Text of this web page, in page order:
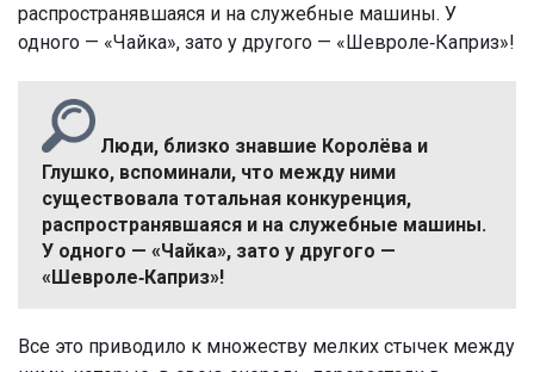
распространявшаяся и на служебные машины. У
одного — «Чайка», зато у другого — «Шевроле‑Каприз»!
Люди, близко знавшие Королёва и
Глушко, вспоминали, что между ними
существовала тотальная конкуренция,
распространявшаяся и на служебные машины.
У одного — «Чайка», зато у другого —
«Шевроле‑Каприз»!
Все это приводило к множеству мелких стычек между